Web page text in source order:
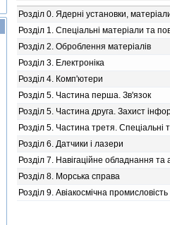
Розділ 0. Ядерні установки,
Розділ 1. Спеціальні матеріали та
Розділ 2. Оброблення матеріалів
Розділ 3. Електроніка
Розділ 4. Комп'ютери
Розділ 5. Частина перша. Зв'язок
Розділ 5. Частина друга. Захист
Розділ 5. Частина третя. Спеціальні
Розділ 6. Датчики і лазери
Розділ 7. Навігаційне обладнання та
Розділ 8. Морська справа
Розділ 9. Авіакосмічна